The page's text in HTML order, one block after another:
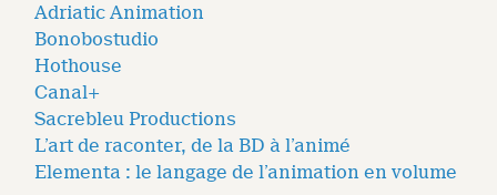
Adriatic Animation
Bonobostudio
Hothouse
Canal+
Sacrebleu Productions
L’art de raconter, de la BD à l’animé
Elementa : le langage de l’animation en volume